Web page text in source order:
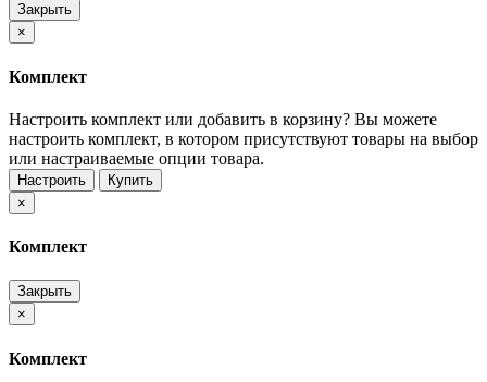
Закрыть
×
Комплект
Настроить комплект или добавить в корзину? Вы можете
настроить комплект, в котором присутствуют товары на выбор
или настраиваемые опции товара.
Настроить
Купить
×
Комплект
Закрыть
×
Комплект